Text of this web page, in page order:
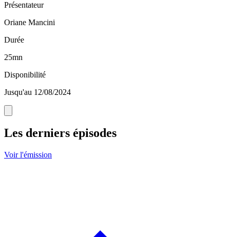
Présentateur
Oriane Mancini
Durée
25mn
Disponibilité
Jusqu'au 12/08/2024
Les derniers épisodes
Voir l'émission